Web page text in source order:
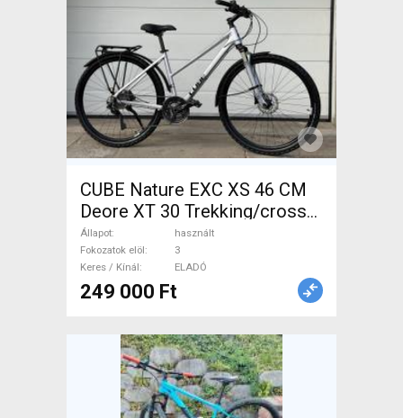
CUBE Nature EXC XS 46 CM
Deore XT 30 Trekking/cross
tárcsafék használt ELADÓ
Állapot
használt
Fokozatok elöl
3
Keres / Kínál
ELADÓ
249 000 Ft